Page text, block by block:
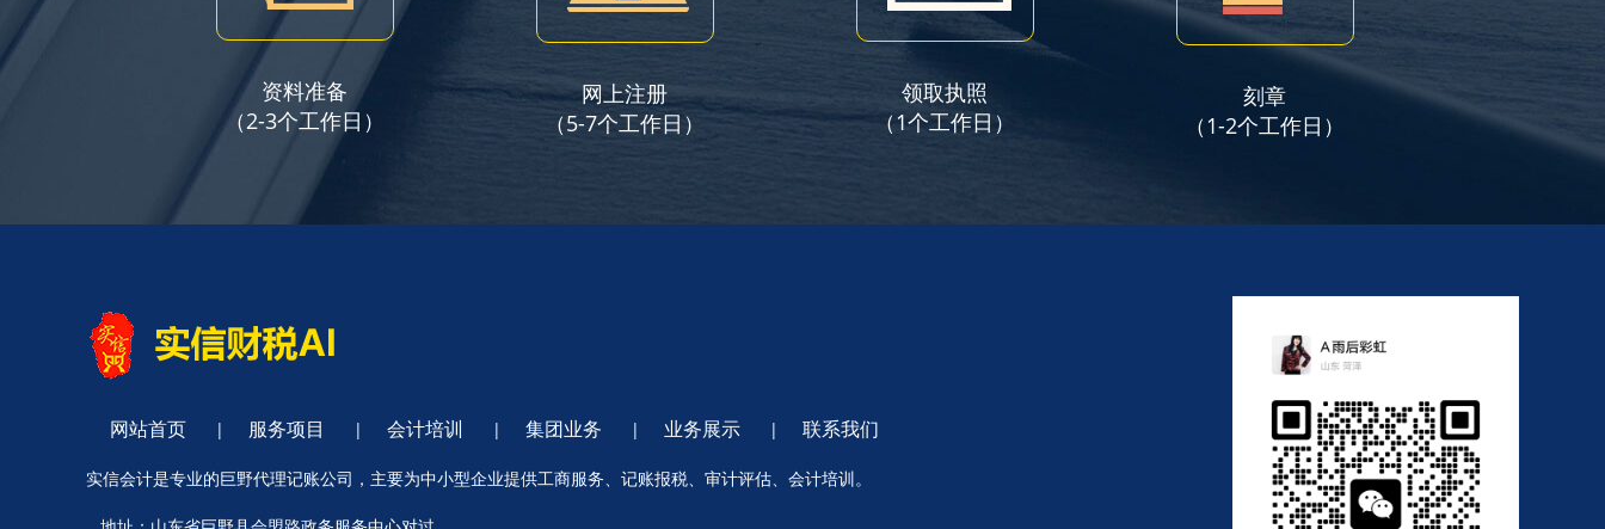
资料准备
（2-3个工作日）
网上注册
（5-7个工作日）
领取执照
（1个工作日）
刻章
（1-2个工作日）
网站首页 | 服务项目 | 会计培训 | 集团业务 | 业务展示 | 联系我们
实信会计是专业的巨野代理记账公司，主要为中小型企业提供工商服务、记账报税、审计评估、会计培训。